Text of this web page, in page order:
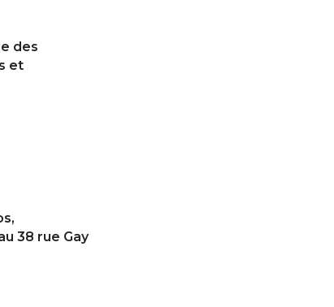
des
et
38 rue Gay